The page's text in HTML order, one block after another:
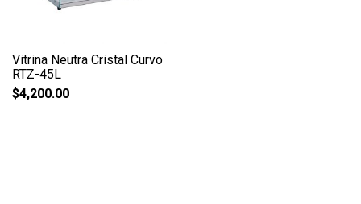
Vitrina Neutra Cristal Curvo
RTZ-45L
$4,200.00